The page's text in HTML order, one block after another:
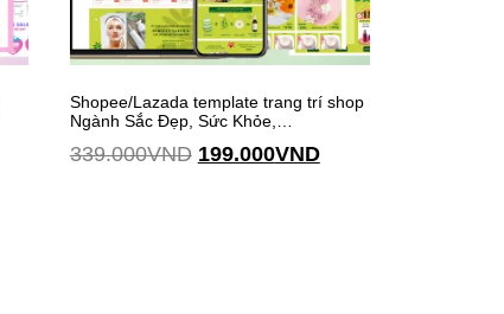
Shopee/Lazada template trang trí shop
Ngành Sắc Đẹp, Sức Khỏe,…
339.000VND 199.000VND